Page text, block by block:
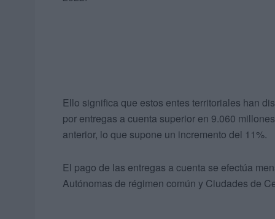
Ello significa que estos entes territoriales han
por entregas a cuenta superior en 9.060
anterior, lo que supone un incremento del 11%.
El pago de las entregas a cuenta se efectúa
Autónomas de régimen común y Ciudades de